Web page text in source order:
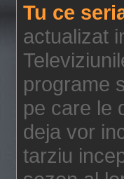
Tu ce
actualizat
programe
pe care le
deja vor
tarziu